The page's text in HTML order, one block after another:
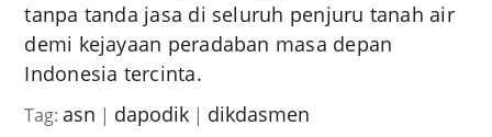
tanpa tanda jasa di seluruh penjuru tanah air
demi kejayaan peradaban masa depan
Indonesia tercinta.
Tag:asn | dapodik | dikdasmen